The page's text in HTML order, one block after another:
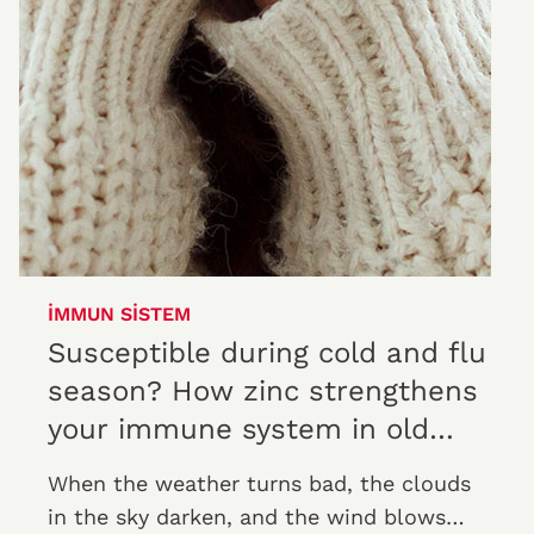
İMMUN SISTEM
Susceptible during cold and flu
season? How zinc strengthens
your immune system in old
age
When the weather turns bad, the clouds
in the sky darken, and the wind blows